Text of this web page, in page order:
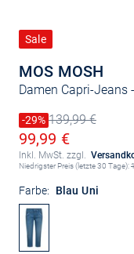
MOS MOSH
Damen Capri-Jeans
Sale
Preis reduziert um
-29%
Alter Preis139,99 €
Ermäßigter Preis
99,99 €
Inkl. MwSt. zzgl.
Niedrigster Preis (letzte 30 Tage):
Farbe: Blau Uni